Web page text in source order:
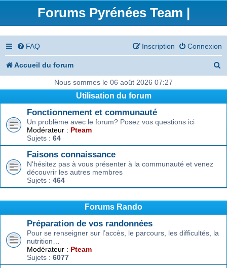
Forums Pyrénées Team |
FAQ Connexion
Inscription
Accueil du forum
e
Nous sommes le 06 août 2026 07:27
Utilisation du forum
Fonctionnement et communauté
Un problème avec le forum? Posez vos questions ici
Modérateur : Pteam
Sujets : 64
Faisons connaissance
N'hésitez pas à vous présenter à la communauté et venez
découvrir les autres membres
Sujets : 464
Forums Rando
Préparation de vos randonnées
Pour se renseigner sur l’accès, le parcours, les difficultés, la
nutrition…
Modérateur : Pteam
Sujets : 6077